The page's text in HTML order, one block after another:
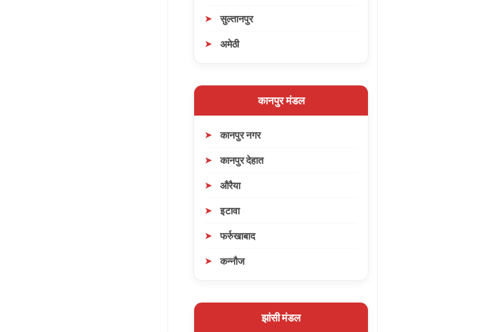
सुल्तानपुर
अमेठी
कानपुर मंडल
कानपुर नगर
कानपुर देहात
औरैया
इटावा
फर्रुखाबाद
कन्नौज
झांसी मंडल